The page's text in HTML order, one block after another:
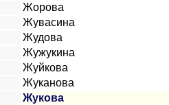
Жорова
Жувасина
Жудова
Жужукина
Жуйкова
Жуканова
Жукова